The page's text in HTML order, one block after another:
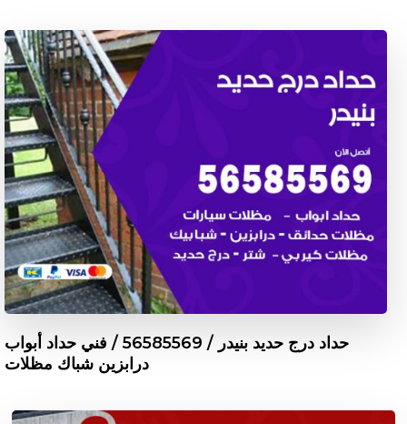
حداد درج حديد بنيدر / 56585569 / فني حداد أبواب
درابزين شباك مظلات